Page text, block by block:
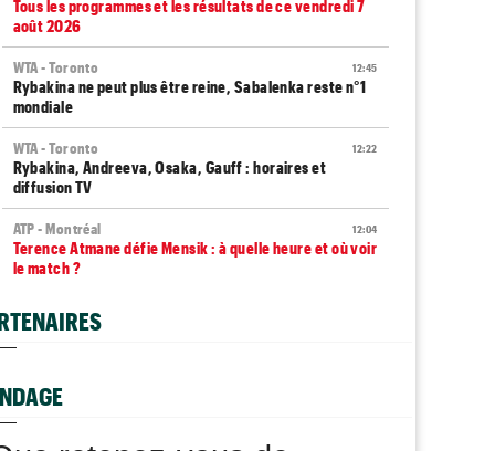
Tous les programmes et les résultats de ce vendredi 7
août 2026
12:45
WTA - Toronto
Rybakina ne peut plus être reine, Sabalenka reste n°1
mondiale
12:22
WTA - Toronto
Rybakina, Andreeva, Osaka, Gauff : horaires et
diffusion TV
12:04
ATP - Montréal
Terence Atmane défie Mensik : à quelle heure et où voir
le match ?
Jeunes
Le Cap d'Agde ouvre une route directe vers le
prestigieux Orange Bowl
ATP
Gabriel Debru retourne en NCAA, son coach souhaitait
le circuit pro